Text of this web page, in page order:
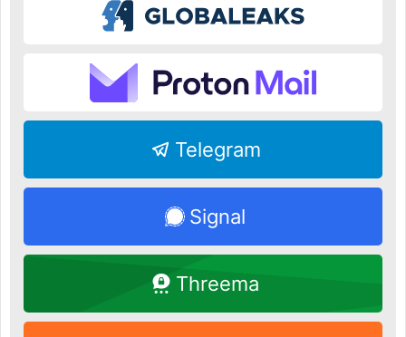
Telegram
Signal
Threema